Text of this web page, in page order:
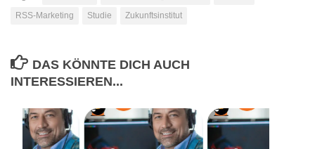
RSS-Marketing
Studie Zukunftsinstitut
DAS KÖNNTE DICH AUCH
INTERESSIEREN...